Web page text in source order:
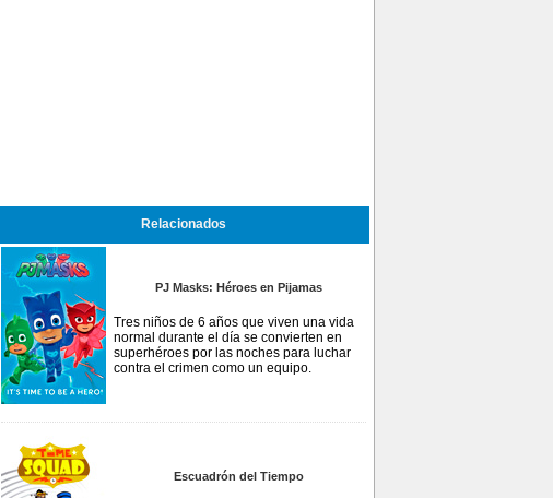
Relacionados
PJ Masks: Héroes en Pijamas
Tres niños de 6 años que viven una vida
normal durante el día se convierten en
superhéroes por las noches para luchar
contra el crimen como un equipo.
Escuadrón del Tiempo